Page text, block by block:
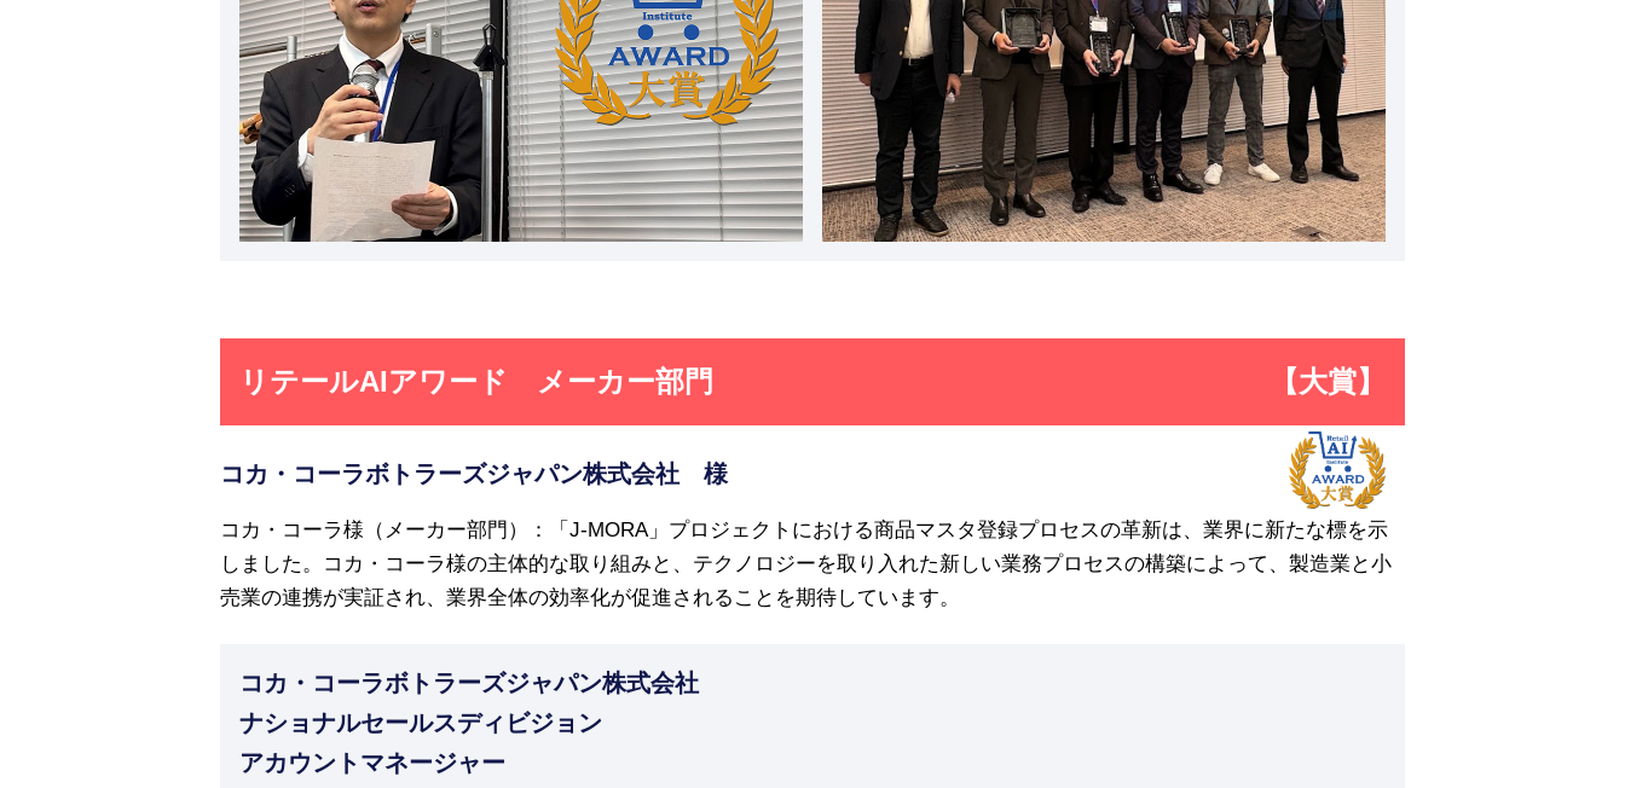
リテールAIアワード メーカー部門 【大賞】
コカ・コーラボトラーズジャパン株式会社 様
コカ・コーラ様（メーカー部門）：「J-MORA」プロジェクトにおける商品マスタ登録プロセスの革新は、業界に新たな標を示
しました。コカ・コーラ様の主体的な取り組みと、テクノロジーを取り入れた新しい業務プロセスの構築によって、製造業と小
売業の連携が実証され、業界全体の効率化が促進されることを期待しています。
コカ・コーラボトラーズジャパン株式会社
ナショナルセールスディビジョン
アカウントマネージャー